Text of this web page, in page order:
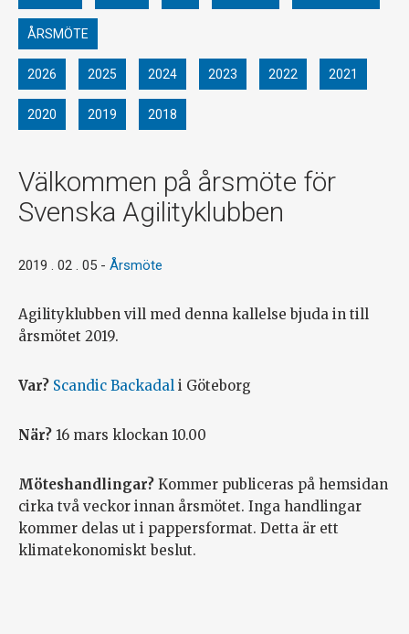
ÅRSMÖTE
2026 2025 2024 2023 2022 2021
2020 2019 2018
Välkommen på årsmöte för
Svenska Agilityklubben
2019 . 02 . 05 - Årsmöte
Agilityklubben vill med denna kallelse bjuda in till
årsmötet 2019.
Var? Scandic Backadal i Göteborg
När? 16 mars klockan 10.00
Möteshandlingar? Kommer publiceras på hemsidan
cirka två veckor innan årsmötet. Inga handlingar
kommer delas ut i pappersformat. Detta är ett
klimatekonomiskt beslut.